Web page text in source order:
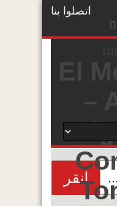
اتصلوا بنا
انقر